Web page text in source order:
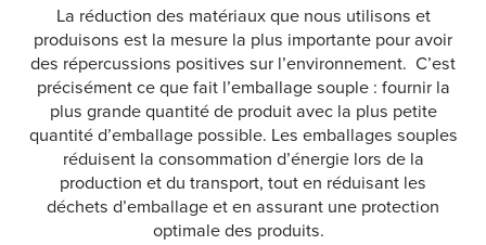
La réduction des matériaux que nous utilisons et
produisons est la mesure la plus importante pour avoir
des répercussions positives sur l’environnement. C’est
précisément ce que fait l’emballage souple : fournir la
plus grande quantité de produit avec la plus petite
quantité d’emballage possible. Les emballages souples
réduisent la consommation d’énergie lors de la
production et du transport, tout en réduisant les
déchets d’emballage et en assurant une protection
optimale des produits.